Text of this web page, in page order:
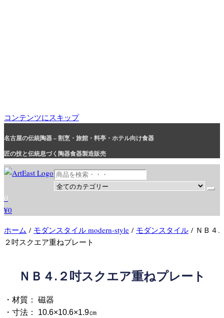
コンテンツにスキップ
名古屋の伝統陶器 – 割烹・旅館・料亭・ホテル向け食器
匠の技と伝統息づく陶器食器製造販売
和食器・洋食器通販｜割烹・旅館・料亭・ホテル等業務用卸販売
業務用から個人用まで、おしゃれでかわいい和食器・洋食器はま
とめ買いがお得です。
0
¥0
ホーム / モダンスタイル modern-style / モダンスタイル / ＮＢ４.
２吋スクエア重ねプレート
ＮＢ４.２吋スクエア重ねプレート
・材質： 磁器
・寸法： 10.6×10.6×1.9㎝